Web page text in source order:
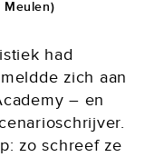
Meulen)
had
zich aan
– en
zo schreef ze